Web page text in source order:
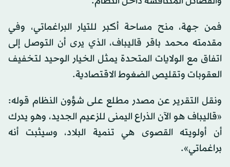
فمن جهة، منح مساحة أكبر للتيار البراغماتي، وفي
مقدمته محمد باقر قاليباف، الذي يرى أن التوصل إلى
اتفاق مع الولايات المتحدة يمثل الخيار الوحيد لتخفيف
العقوبات وتقليص الضغوط الاقتصادية.
ونقل التقرير عن مصدر مطلع على شؤون النظام قوله:
«قاليباف هو الآن الذراع اليمنى للزعيم الجديد، وهو يدرك
أن أولويته القصوى هي تنمية البلاد، وسيثبت أنه
براغماتي».